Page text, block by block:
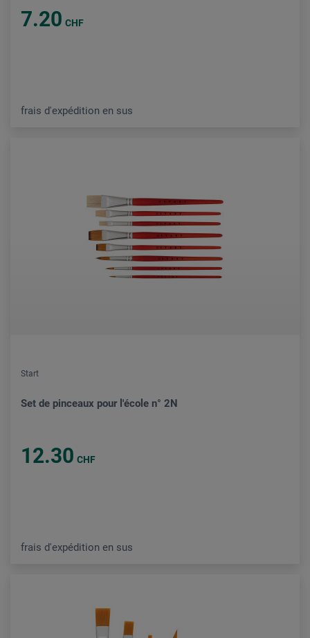
7.20 CHF
frais d'expédition en sus
Start
Set de pinceaux pour l'école n° 2N
12.30 CHF
frais d'expédition en sus